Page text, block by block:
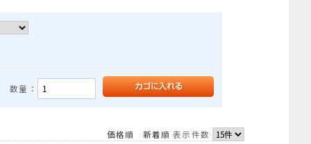
数量：
価格順 新着順 表示件数